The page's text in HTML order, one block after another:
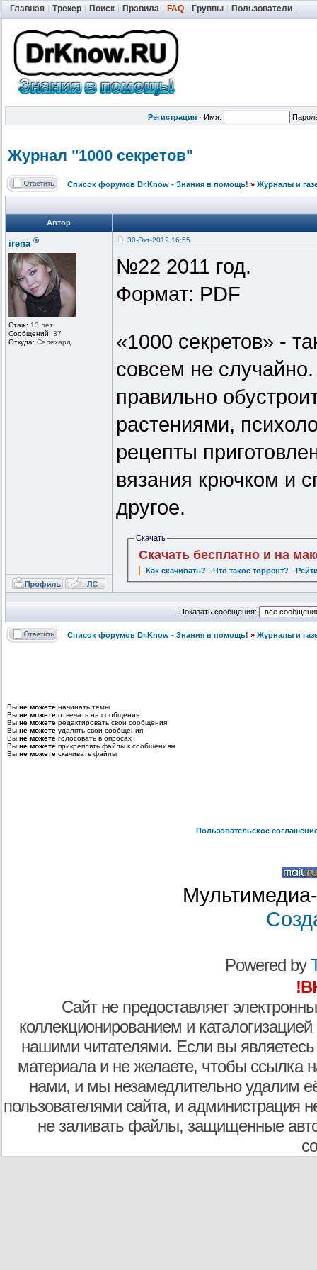
Главная Трекер Поиск Правила FAQ Группы Пользователи
Регистрация · Имя:
Журнал "1000 секретов"
Список форумов Dr.Know - Знания в помощь! » Журналы и
Автор
irena ®
Стаж: 13 лет
Сообщений: 37
Откуда: Салехард
30-Окт-2012 16:55
№22 2011 год.
Формат: PDF
«1000 секретов» -
совсем не
правильно
растениями,
рецепты
вязания крючком и
другое.
Скачать
Скачать бесплатно и на
Как скачивать? ·Что такое торрент? ·
Показать сообщения:
Список форумов Dr.Know - Знания в помощь! » Журналы и
Вы не можете начинать темы
Вы не можете отвечать на сообщения
Вы не можете редактировать свои сообщения
Вы не можете удалять свои сообщения
Вы не можете голосовать в опросах
Вы не можете прикреплять файлы к сообщениям
Вы не можете скачивать файлы
Пользовательское
Powered by
Сайт не предоставляет
коллекционированием и
нашими читателями. Если вы являетесь
материала и не желаете, чтобы ссылка
нами, и мы незамедлительно удалим
пользователями сайта, и администрация
не заливать файлы, защищенные